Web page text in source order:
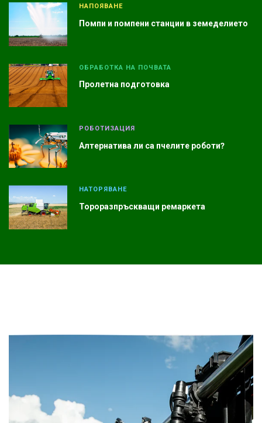
НАПОЯВАНЕ
Помпи и помпени станции в земеделието
ОБРАБОТКА НА ПОЧВАТА
Пролетна подготовка
РОБОТИЗАЦИЯ
Алтернатива ли са пчелите роботи?
НАТОРЯВАНЕ
Тороразпръскващи ремаркета